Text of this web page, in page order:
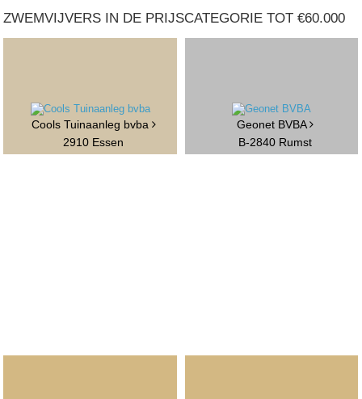
ZWEMVIJVERS IN DE PRIJSCATEGORIE TOT €60.000
Cools Tuinaanleg bvba
2910 Essen
Geonet BVBA
B-2840 Rumst